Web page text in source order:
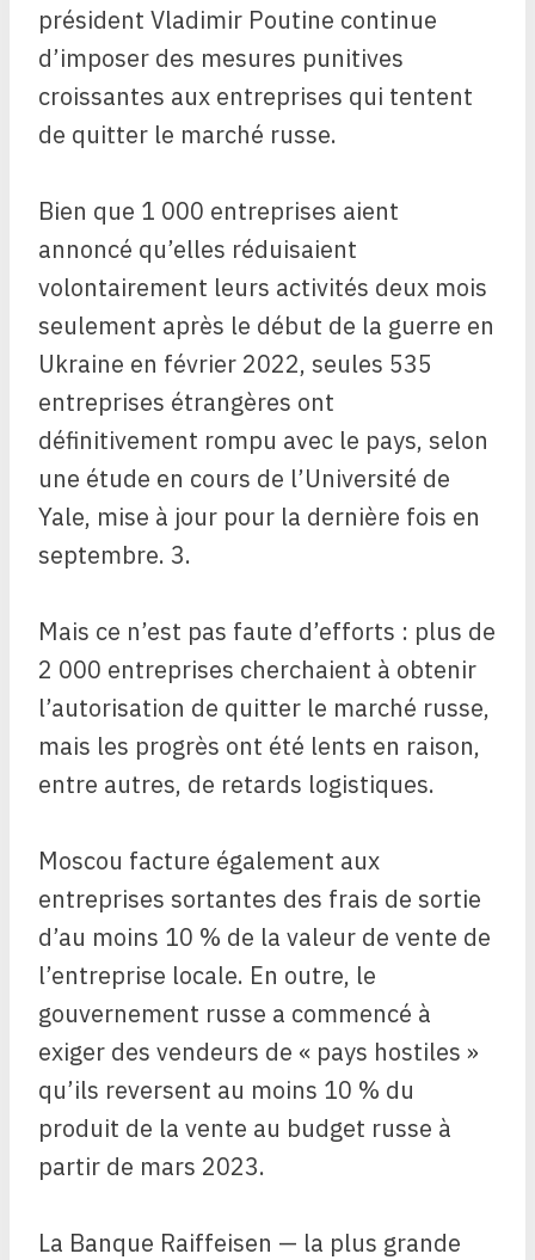
président Vladimir Poutine continue
d’imposer des mesures punitives
croissantes aux entreprises qui tentent
de quitter le marché russe.
Bien que 1 000 entreprises aient
annoncé qu’elles réduisaient
volontairement leurs activités deux mois
seulement après le début de la guerre en
Ukraine en février 2022, seules 535
entreprises étrangères ont
définitivement rompu avec le pays, selon
une étude en cours de l’Université de
Yale, mise à jour pour la dernière fois en
septembre. 3.
Mais ce n’est pas faute d’efforts : plus de
2 000 entreprises cherchaient à obtenir
l’autorisation de quitter le marché russe,
mais les progrès ont été lents en raison,
entre autres, de retards logistiques.
Moscou facture également aux
entreprises sortantes des frais de sortie
d’au moins 10 % de la valeur de vente de
l’entreprise locale. En outre, le
gouvernement russe a commencé à
exiger des vendeurs de « pays hostiles »
qu’ils reversent au moins 10 % du
produit de la vente au budget russe à
partir de mars 2023.
La Banque Raiffeisen — la plus grande